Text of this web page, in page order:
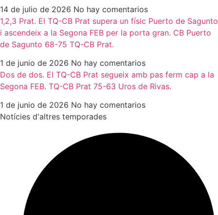
14 de julio de 2026 No hay comentarios
1,2,3 Prat. El TQ-CB Prat supera un físic Puerto de Sagunto
i ascendeix a la Segona FEB per la porta gran. CB Puerto
de Sagunto 68-75 TQ-CB Prat.
1 de junio de 2026 No hay comentarios
Dos de dos. El TQ-CB Prat segueix amb pas ferm cap a la
Segona FEB. TQ-CB Prat 75-63 Uros de Rivas.
1 de junio de 2026 No hay comentarios
Notícies d'altres temporades